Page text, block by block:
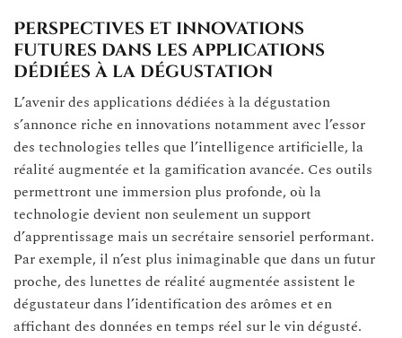
Perspectives et innovations
futures dans les applications
dédiées à la dégustation
L’avenir des applications dédiées à la dégustation
s’annonce riche en innovations notamment avec l’essor
des technologies telles que l’intelligence artificielle, la
réalité augmentée et la gamification avancée. Ces outils
permettront une immersion plus profonde, où la
technologie devient non seulement un support
d’apprentissage mais un secrétaire sensoriel performant.
Par exemple, il n’est plus inimaginable que dans un futur
proche, des lunettes de réalité augmentée assistent le
dégustateur dans l’identification des arômes et en
affichant des données en temps réel sur le vin dégusté.